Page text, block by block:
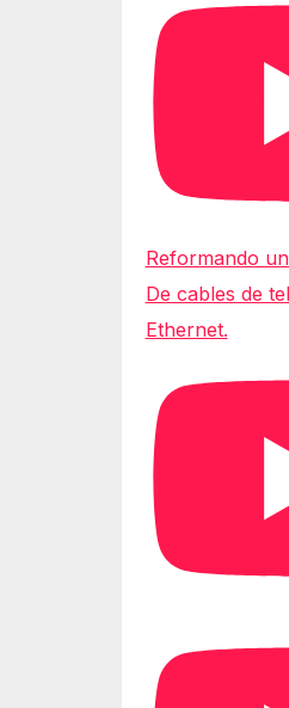
Reformando
De cables de
Ethernet.